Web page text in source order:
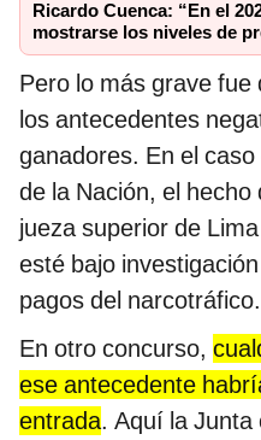
Ricardo Cuenca: “En el
mostrarse los niveles de
Pero lo más grave
los antecedentes
ganadores. En el
de la Nación, el
jueza superior de Lima
esté bajo
pagos del narcotráfico.
En otro concurso,
ese antecedente
entrada. Aquí la Junta